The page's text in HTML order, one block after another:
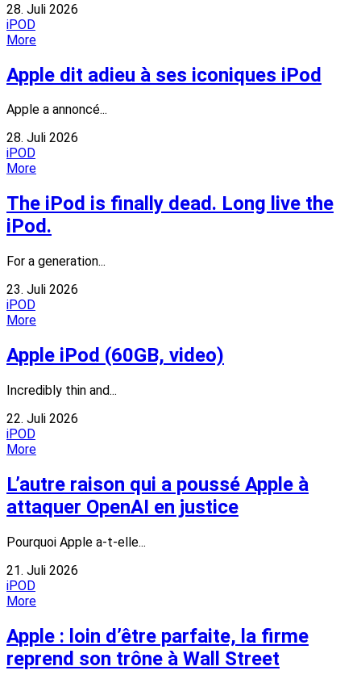
28. Juli 2026
iPOD
More
Apple dit adieu à ses iconiques iPod
Apple a annoncé...
28. Juli 2026
iPOD
More
The iPod is finally dead. Long live the
iPod.
For a generation...
23. Juli 2026
iPOD
More
Apple iPod (60GB, video)
Incredibly thin and...
22. Juli 2026
iPOD
More
L’autre raison qui a poussé Apple à
attaquer OpenAI en justice
Pourquoi Apple a-t-elle...
21. Juli 2026
iPOD
More
Apple : loin d’être parfaite, la firme
reprend son trône à Wall Street